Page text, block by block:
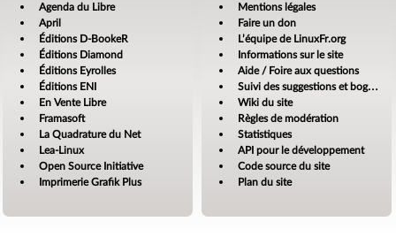
Agenda du Libre
April
Éditions D-BookeR
Éditions Diamond
Éditions Eyrolles
Éditions ENI
En Vente Libre
Framasoft
La Quadrature du Net
Lea-Linux
Open Source Initiative
Imprimerie Grafik Plus
Mentions légales
Faire un don
L’équipe de LinuxFr.org
Informations sur le site
Aide / Foire aux questions
Suivi des suggestions et bogues
Wiki du site
Règles de modération
Statistiques
API pour le développement
Code source du site
Plan du site